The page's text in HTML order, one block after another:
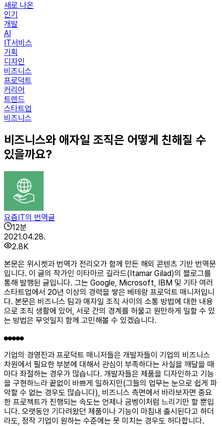
새로 나온
인기
개발
AI
IT서비스
기획
디자인
비즈니스
프로덕트
커리어
트렌드
스타트업
비즈니스
비즈니스와 애자일 조직은 어떻게 친해질 수
있을까요?
요즘IT의 번역글
12분
2021.04.28.
2.8K
본문은 위시켓과 번역가 전리오가 함께 만든 해외 콘텐츠 기반 번역문
입니다. 이 글의 작가인 이타마르 길라드(Itamar Gilad)의 블로그를
통해 발행된 글입니다. 그는 Google, Microsoft, IBM 및 기타 여러
스타트업에서 20년 이상의 경력을 쌓은 베테랑 프로덕트 매니저입니
다. 본문은 비즈니스 팀과 애자일 조직 사이의 소통 방법에 대한 내용
으로 조직 생활에 있어, 서로 간의 경계를 허물고 원만하게 일할 수 있
는 방법은 무엇일지 함께 고민해볼 수 있겠습니다.
기업의 경영진과 프로덕트 매니저들은 개발자들이 기업의 비즈니스
차원에서 필요한 부분에 대해서 관심이 부족하다는 사실을 깨달을 때
마다 좌절하는 경우가 많습니다. 개발자들은 제품을 디자인하고 기능
을 구현하느라 끝없이 바쁘게 일하지만(그들의 업무는 눈으로 쉽게 파
악할 수 없는 경우도 많습니다), 비즈니스 측면에서 바라보자면 중요
한 프로젝트가 진행되는 속도는 언제나 굼벵이처럼 느리기만 할 뿐입
니다. 오랫동안 기다려왔던 제품이나 기능이 마침내 출시된다고 하더
라도, 정작 기업이 원하는 수준에는 못 미치는 경우도 허다합니다.